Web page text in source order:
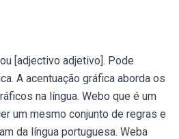
[adjectivo adjetivo]. Pode
A acentuação gráfica aborda os
na língua. Webo que é um
um mesmo conjunto de regras e
da língua portuguesa. Weba